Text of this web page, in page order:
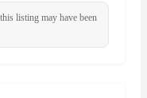
listing may have been